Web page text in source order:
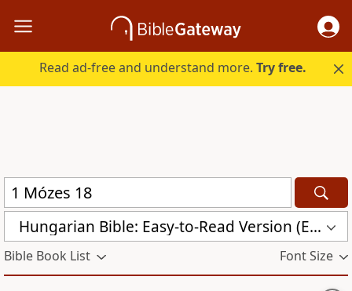
Read ad-free and understand more.Try free.
Hungarian Bible: Easy-to-Read Version (ERV-HU)
Bible Book List Font Size